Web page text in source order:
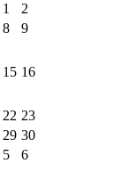
1
2
8 9
15 16
22 23
29 30
5 6